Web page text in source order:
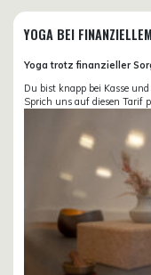
YOGA BEI
Yoga trotz finanzieller
Du bist knapp bei Kasse
Sprich uns auf diesen Tarif